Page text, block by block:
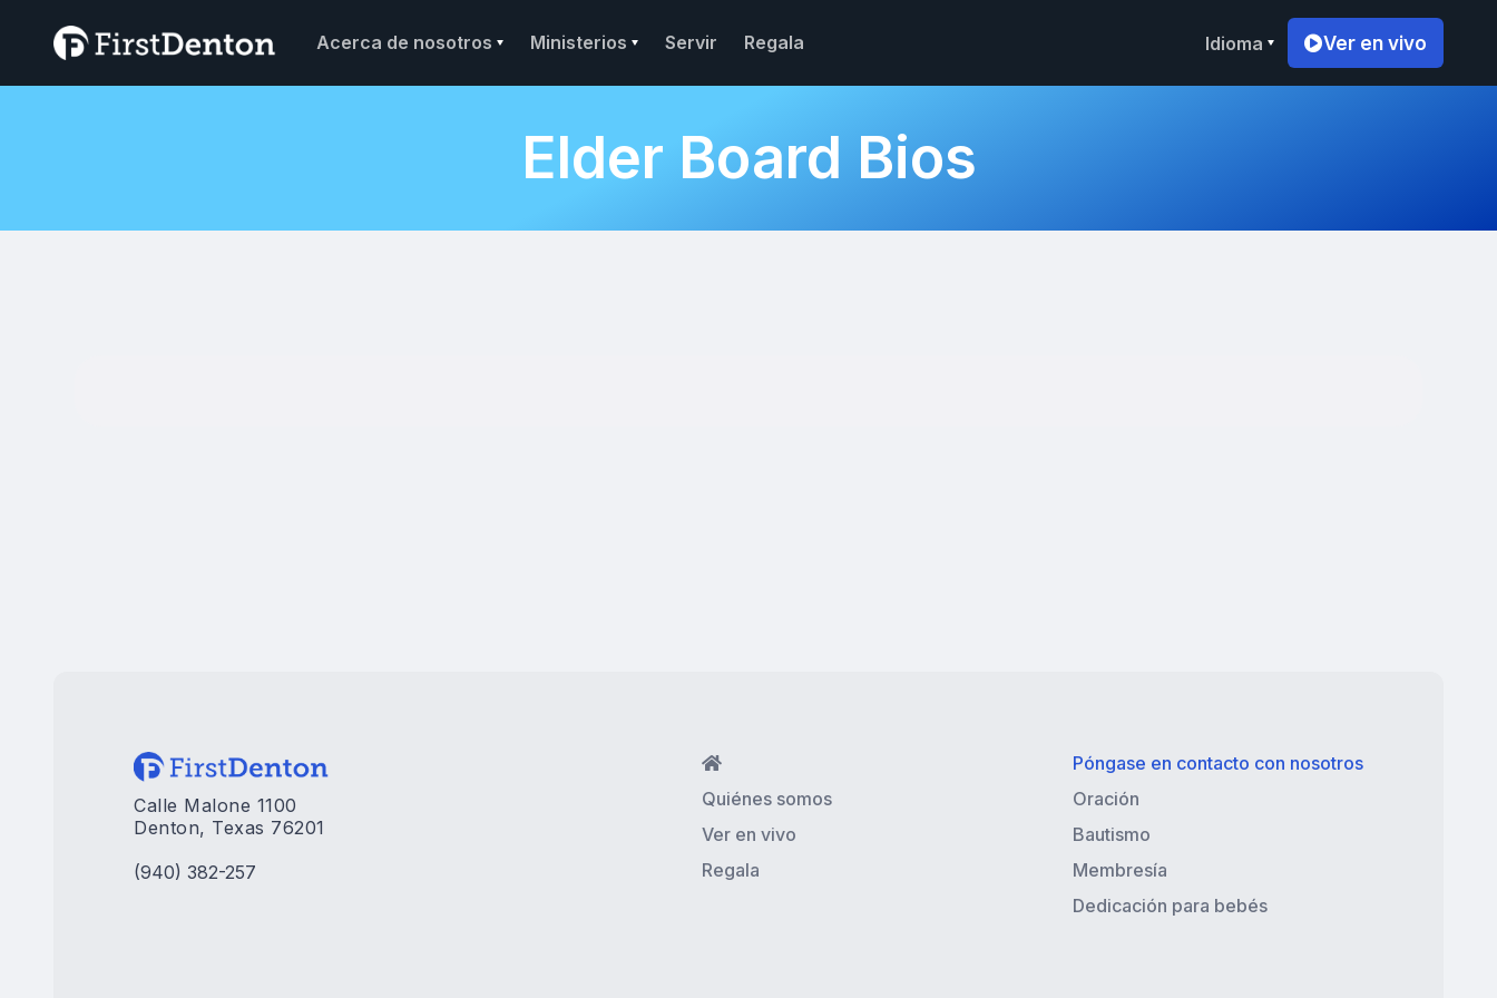
Acerca de nosotros Ministerios Servir Regala Idioma Ver en vivo
Elder Board Bios
Calle Malone 1100
Denton, Texas 76201
(940) 382-257

Quiénes somos
Ver en vivo
Regala
Póngase en contacto con nosotros
Oración
Bautismo
Membresía
Dedicación para bebés